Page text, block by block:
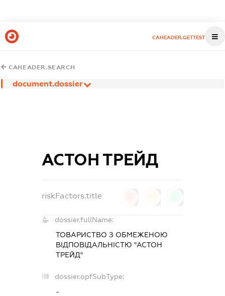
CAHEADER.GETTEST
CAHEADER.SEARCH
document.dossier
АСТОН ТРЕЙД
riskFactors.title
dossier.fullName:
ТОВАРИСТВО З ОБМЕЖЕНОЮ
ВІДПОВІДАЛЬНІСТЮ "АСТОН
ТРЕЙД"
dossier.opfSubType:
-